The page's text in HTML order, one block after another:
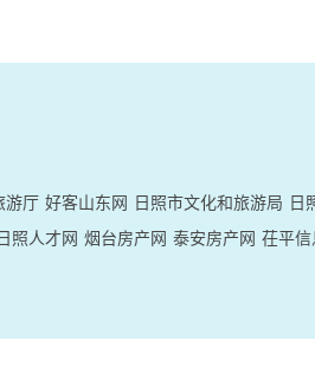
游厅 好客山东网 日照市文化和旅游局 日
照人才网 烟台房产网 泰安房产网 茌平